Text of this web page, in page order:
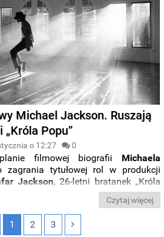
Michael Jackson. Ruszają
Popu”
o 12:27 0
filmowej biografii Michaela
zagrania tytułowej rol w produkcji
Jackson, 26-letni bratanek „Króla
właśnie pierwsze zdjęcie, na którym
moonwalk”.
Czytaj więcej
1 2 3